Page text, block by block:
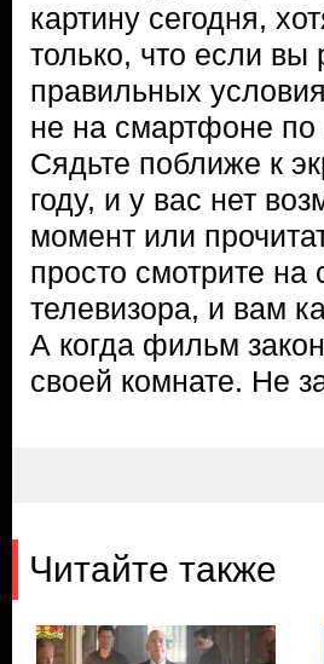
картину сегодня,
только, что если вы
правильных
не на смартфоне по
Сядьте поближе к
году, и у вас нет
момент или
просто смотрите на
телевизора, и вам
А когда фильм
своей комнате. Не
Читайте также